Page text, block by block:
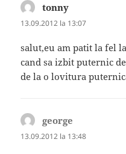
tonny
13.09.2012 la 13:07
salut,eu am patit la fel
cand sa izbit puternic
de la o lovitura
george
13.09.2012 la 13:48